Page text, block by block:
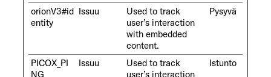
orionV3#id
entity
Issuu
Used to track
user’s interaction
with embedded
content.
Pysyvä
PICOX_PI
NG
Issuu
Used to track
user’s interaction
Istunto